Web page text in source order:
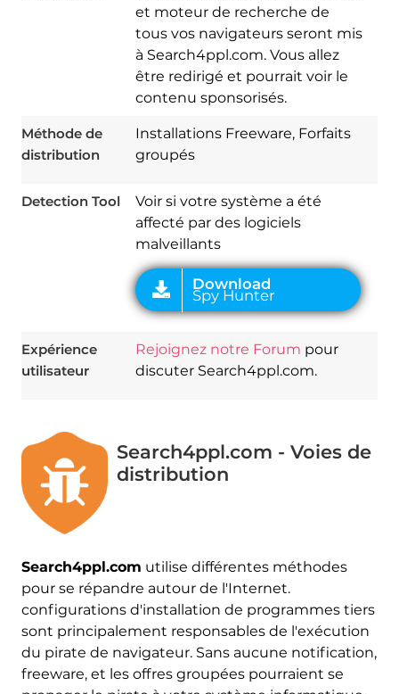
et moteur de recherche de
tous vos navigateurs seront mis
à Search4ppl.com. Vous allez
être redirigé et pourrait voir le
contenu sponsorisés.
Méthode de
distribution
Installations Freeware, Forfaits
groupés
Detection Tool
Voir si votre système a été
affecté par des logiciels
malveillants
Download
Spy Hunter
Expérience
utilisateur
Rejoignez notre Forum pour
discuter Search4ppl.com.
Search4ppl.com - Voies de
distribution
Search4ppl.com utilise différentes méthodes
pour se répandre autour de l'Internet.
configurations d'installation de programmes tiers
sont principalement responsables de l'exécution
du pirate de navigateur. Sans aucune notification,
freeware, et les offres groupées pourraient se